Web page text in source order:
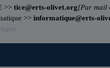
>> tice@erts-olivet.org[Par mail
>> informatique@erts-